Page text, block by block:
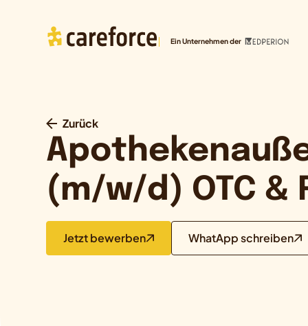
Ein Unternehmen der
Zurück
(m/w/d) OTC &
Jetzt bewerben WhatApp schreiben